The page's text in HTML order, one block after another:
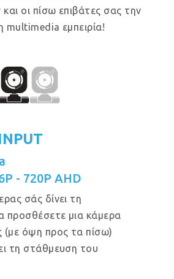
οι πίσω επιβάτες σας την
multimedia εμπειρία!
- 720P AHD
σάς δίνει τη
προσθέσετε μια κάμερα
(με όψη προς τα πίσω)
τη στάθμευση του